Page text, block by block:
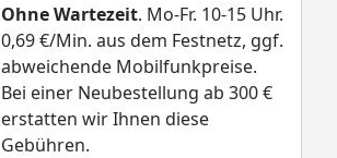
Ohne Wartezeit. Mo-Fr. 10-15 Uhr.
0,69 €/Min. aus dem Festnetz, ggf.
abweichende Mobilfunkpreise.
Bei einer Neubestellung ab 300 €
erstatten wir Ihnen diese
Gebühren.